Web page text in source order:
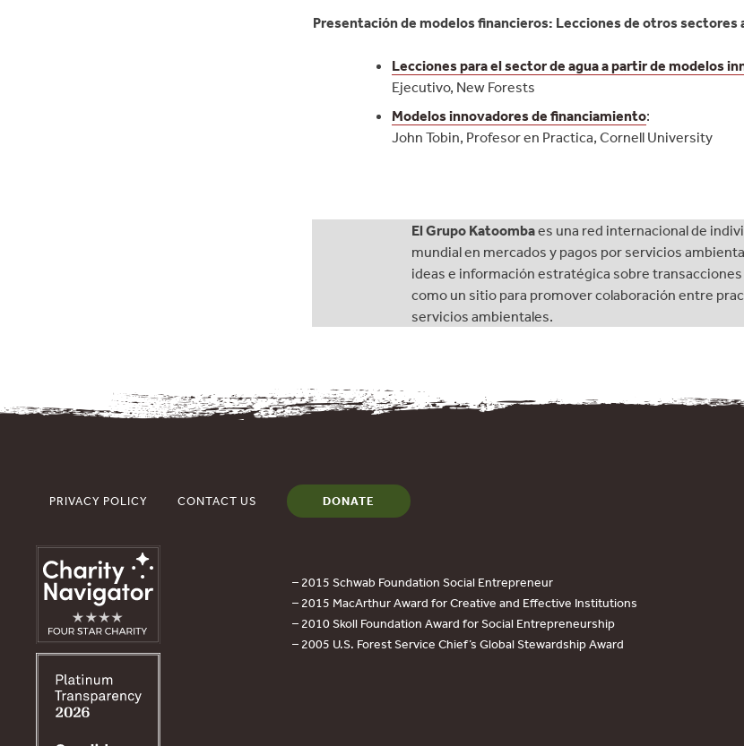
Presentación de modelos financieros: Lecciones de otros sectores
Lecciones para el sector de agua a partir de modelos
Ejecutivo, New Forests
Modelos innovadores de financiamiento:
John Tobin, Profesor en Practica, Cornell University
El Grupo Katoombaes una red internacional de
mundial en mercados y pagos por servicios
ideas e información estratégica sobre
como un sitio para promover colaboración entre
servicios ambientales.
PRIVACY POLICY CONTACT US DONATE
– 2015 Schwab Foundation Social Entrepreneur
– 2015 MacArthur Award for Creative and Effective Institutions
– 2010 Skoll Foundation Award for Social Entrepreneurship
– 2005 U.S. Forest Service Chief’s Global Stewardship Award